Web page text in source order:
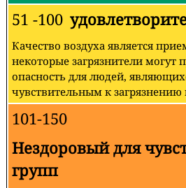
51 -100
Качество воздуха является
некоторые загрязнители могут
опасность для людей,
чувствительным к загрязнению
101-150
Нездоровый для
групп